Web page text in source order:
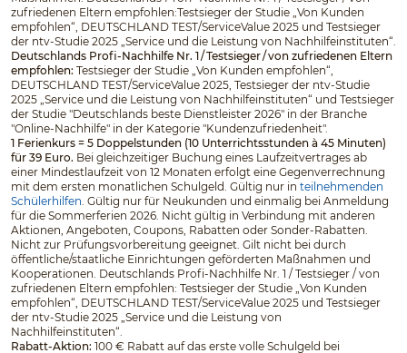
zufriedenen Eltern empfohlen:Testsieger der Studie „Von Kunden
empfohlen“, DEUTSCHLAND TEST/ServiceValue 2025 und Testsieger
der ntv-Studie 2025 „Service und die Leistung von Nachhilfeinstituten“.
Deutschlands Profi-Nachhilfe Nr. 1 / Testsieger / von zufriedenen Eltern
empfohlen: Testsieger der Studie „Von Kunden empfohlen“,
DEUTSCHLAND TEST/ServiceValue 2025, Testsieger der ntv-Studie
2025 „Service und die Leistung von Nachhilfeinstituten“ und Testsieger
der Studie "Deutschlands beste Dienstleister 2026" in der Branche
"Online-Nachhilfe" in der Kategorie "Kundenzufriedenheit".
1 Ferienkurs = 5 Doppelstunden (10 Unterrichtsstunden à 45 Minuten)
für 39 Euro. Bei gleichzeitiger Buchung eines Laufzeitvertrages ab
einer Mindestlaufzeit von 12 Monaten erfolgt eine Gegenverrechnung
mit dem ersten monatlichen Schulgeld. Gültig nur in teilnehmenden
Schülerhilfen. Gültig nur für Neukunden und einmalig bei Anmeldung
für die Sommerferien 2026. Nicht gültig in Verbindung mit anderen
Aktionen, Angeboten, Coupons, Rabatten oder Sonder-Rabatten.
Nicht zur Prüfungsvorbereitung geeignet. Gilt nicht bei durch
öffentliche/staatliche Einrichtungen geförderten Maßnahmen und
Kooperationen. Deutschlands Profi-Nachhilfe Nr. 1 / Testsieger / von
zufriedenen Eltern empfohlen: Testsieger der Studie „Von Kunden
empfohlen“, DEUTSCHLAND TEST/ServiceValue 2025 und Testsieger
der ntv-Studie 2025 „Service und die Leistung von
Nachhilfeinstituten“.
Rabatt-Aktion: 100 € Rabatt auf das erste volle Schulgeld bei